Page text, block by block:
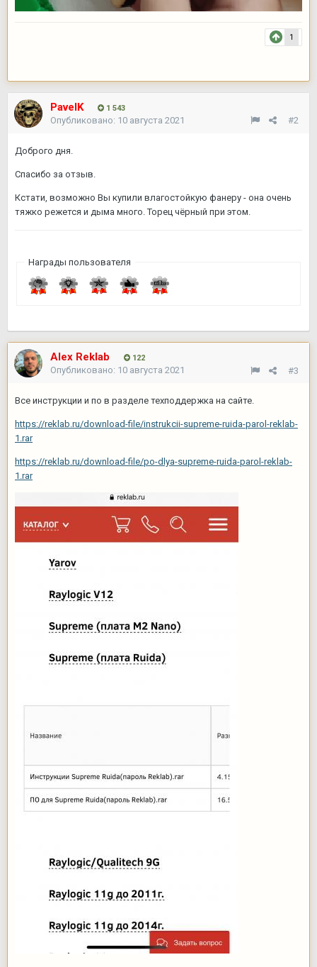
1
PavelK 1 543
#2
Опубликовано: 10 августа 2021
Доброго дня.
Спасибо за отзыв.
Кстати, возможно Вы купили влагостойкую фанеру - она очень
тяжко режется и дыма много. Торец чёрный при этом.
Награды пользователя
Alex Reklab 122
#3
Опубликовано: 10 августа 2021
Все инструкции и по в разделе техподдержка на сайте.
https://reklab.ru/download-file/instrukcii-supreme-ruida-parol-reklab-
1.rar
https://reklab.ru/download-file/po-dlya-supreme-ruida-parol-reklab-
1.rar